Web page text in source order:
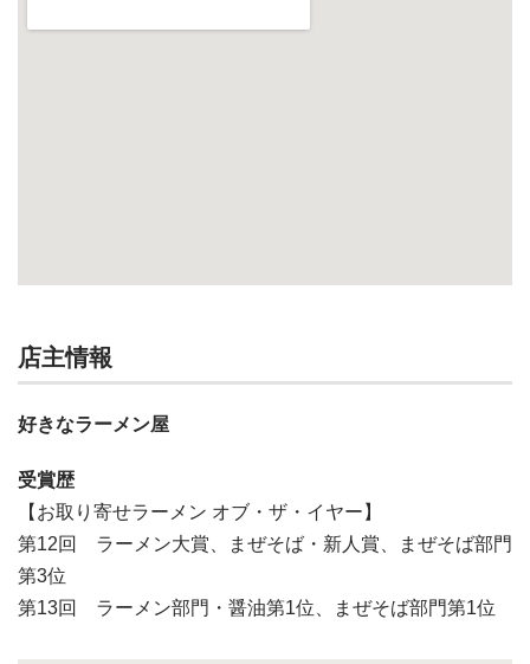
店主情報
好きなラーメン屋
受賞歴
【お取り寄せラーメン オブ・ザ・イヤー】
第12回 ラーメン大賞、まぜそば・新人賞、まぜそば部門
第3位
第13回 ラーメン部門・醤油第1位、まぜそば部門第1位